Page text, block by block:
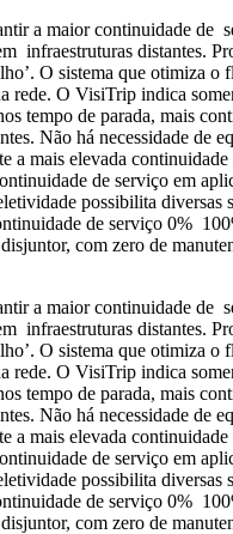
a maior continuidade de
infraestruturas distantes.
O sistema que otimiza
rede. O VisiTrip indica
tempo de parada, mais
Não há necessidade de
a mais elevada continuidade
de serviço em
possibilita diversas
de serviço 0%
com zero de
a maior continuidade de
infraestruturas distantes.
O sistema que otimiza
rede. O VisiTrip indica
tempo de parada, mais
Não há necessidade de
a mais elevada continuidade
de serviço em
possibilita diversas
de serviço 0%
com zero de